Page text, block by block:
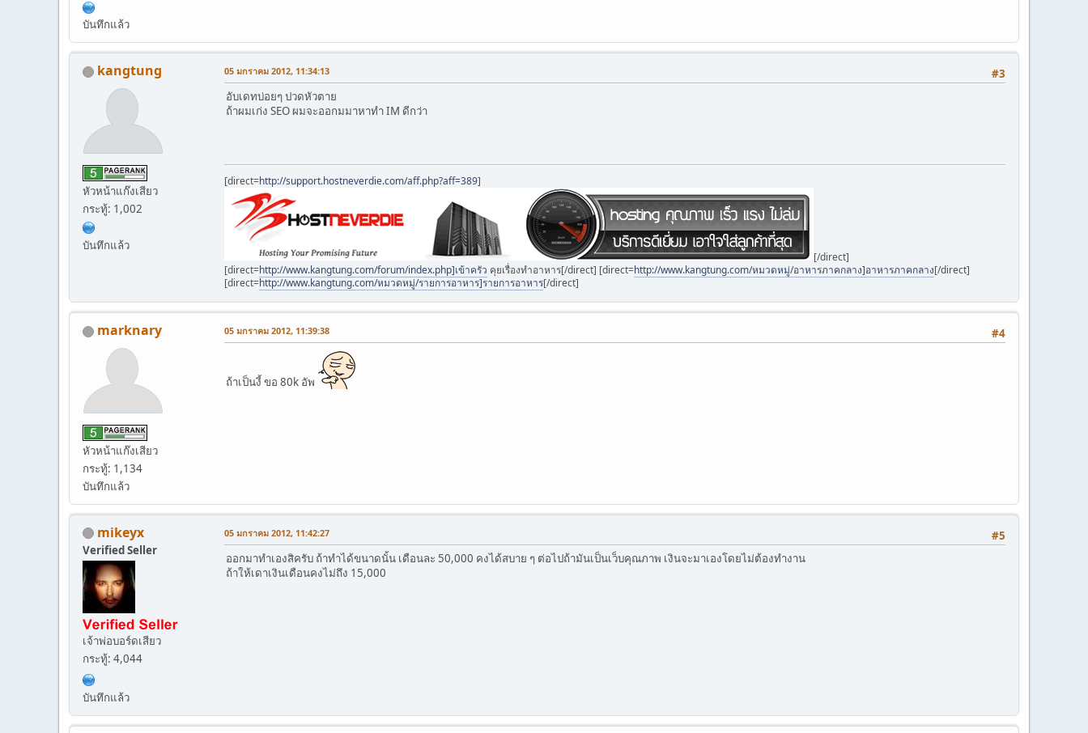
บันทึกแล้ว
kangtung
หัวหน้าแก๊งเสียว
กระทู้: 1,002
บันทึกแล้ว
#3
05 มกราคม 2012, 11:34:13
อับเดทบ่อยๆ ปวดหัวตาย
ถ้าผมเก่ง SEO ผมจะออกมมาหาทำ IM ดีกว่า
[direct=http://support.hostneverdie.com/aff.php?aff=389]
[/direct]
[direct=http://www.kangtung.com/forum/index.php]เข้าครัว คุยเรื่องทำอาหาร[/direct] [direct=http://www.kangtung.com/หมวดหมู่/อาหารภาคกลาง]อาหารภาคกลาง[/direct]
[direct=http://www.kangtung.com/หมวดหมู่/รายการอาหาร]รายการอาหาร[/direct]
marknary
หัวหน้าแก๊งเสียว
กระทู้: 1,134
บันทึกแล้ว
#4
05 มกราคม 2012, 11:39:38
ถ้าเป็นงี้ ขอ 80k อัพ
mikeyx
Verified Seller
เจ้าพ่อบอร์ดเสียว
กระทู้: 4,044
บันทึกแล้ว
#5
05 มกราคม 2012, 11:42:27
ออกมาทำเองสิครับ ถ้าทำได้ขนาดนั้น เดือนละ 50,000 คงได้สบาย ๆ ต่อไปถ้ามันเป็นเว็บคุณภาพ เงินจะมาเองโดยไม่ต้องทำงาน
ถ้าให้เดาเงินเดือนคงไม่ถึง 15,000